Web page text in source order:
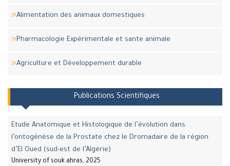
Alimentation des animaux domestiques
Pharmacologie Expérimentale et sante animale
Agriculture et Développement durable
Publications Scientifiques
Etude Anatomique et Histologique de l’évolution dans
l’ontogénèse de la Prostate chez le Dromadaire de la région
d’El Oued (sud-est de l’Algérie)
University of souk ahras, 2025